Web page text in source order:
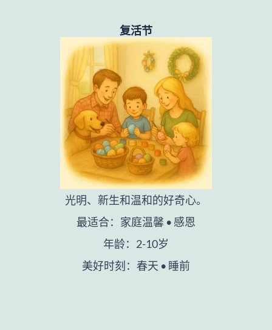
复活节
光明、新生和温和的好奇心。
最适合：家庭温馨 • 感恩
年龄：2-10岁
美好时刻：春天 • 睡前